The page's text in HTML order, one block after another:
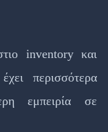
inventory και
περισσότερα
εμπειρία σε